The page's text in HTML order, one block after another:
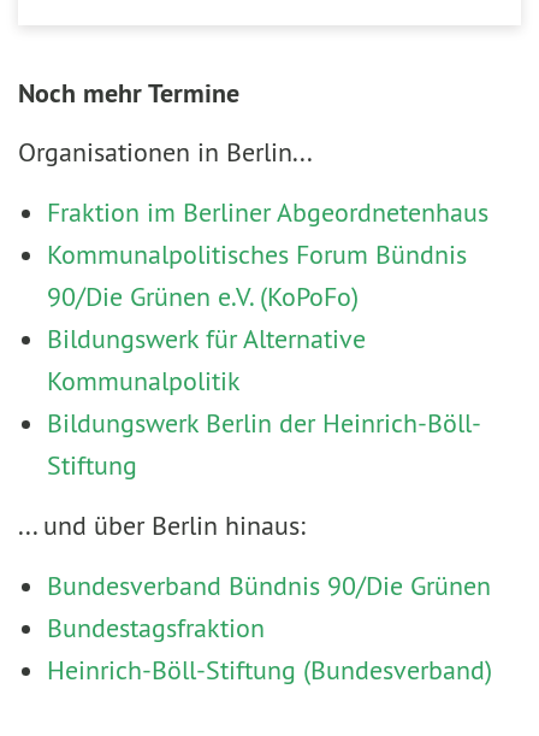
Noch mehr Termine
Organisationen in Berlin...
Fraktion im Berliner Abgeordnetenhaus
Kommunalpolitisches Forum Bündnis
90/Die Grünen e.V. (KoPoFo)
Bildungswerk für Alternative
Kommunalpolitik
Bildungswerk Berlin der Heinrich-Böll-
Stiftung
... und über Berlin hinaus:
Bundesverband Bündnis 90/Die Grünen
Bundestagsfraktion
Heinrich-Böll-Stiftung (Bundesverband)